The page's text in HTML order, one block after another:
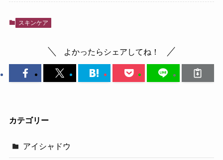
スキンケア
よかったらシェアしてね！
カテゴリー
アイシャドウ